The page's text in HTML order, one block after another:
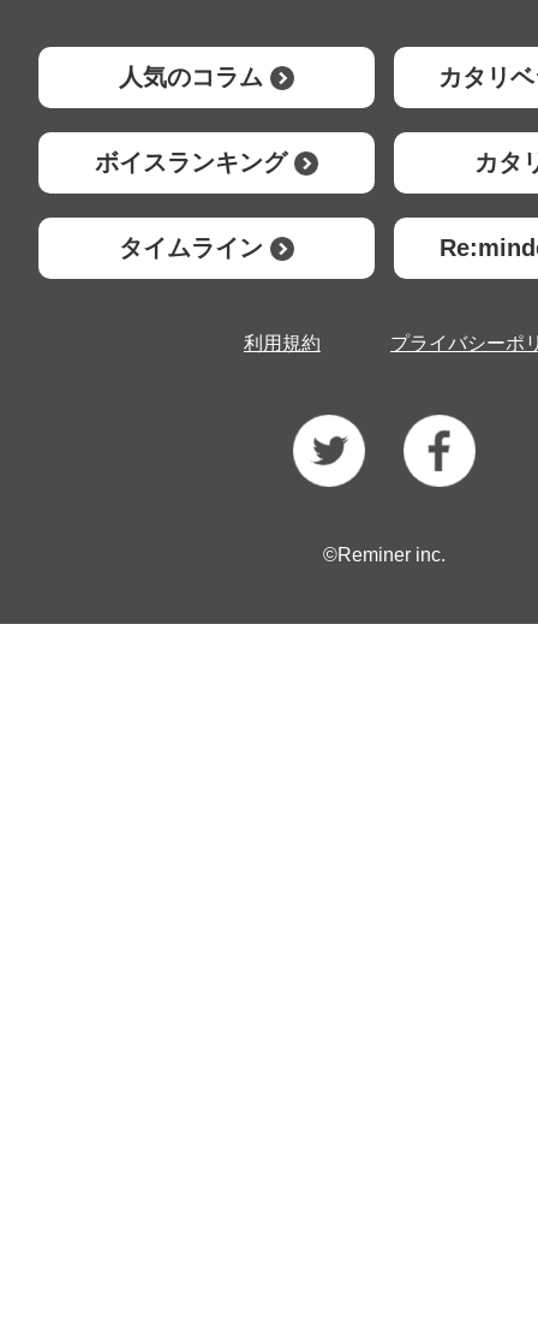
人気のコラム カタリ
ボイスランキング カタ
タイムライン
利用規約 プライバシーポ
©Reminer inc.